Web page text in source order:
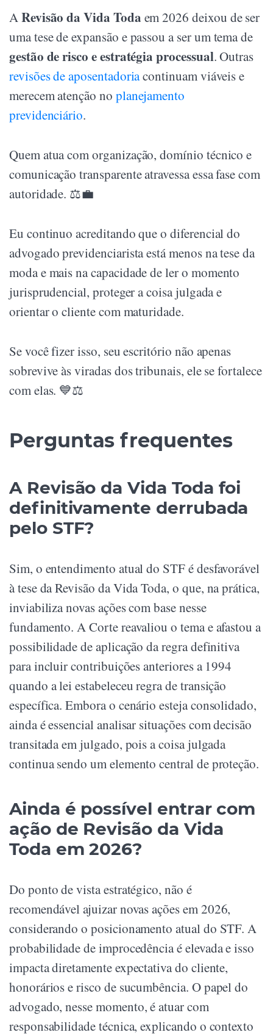
ARevisão da Vida Toda em 2026 deixou de ser
uma tese de expansão e passou a ser um tema de
gestão de risco e estratégia processual. Outras
revisões de aposentadoriacontinuam viáveis e
merecem atenção no planejamento
previdenciário.
Quem atua com organização, domínio técnico e
comunicação transparente atravessa essa fase com
autoridade. ⚖️💼
Eu continuo acreditando que o diferencial do
advogado previdenciarista está menos na tese da
moda e mais na capacidade de ler o momento
jurisprudencial, proteger a coisa julgada e
orientar o cliente com maturidade.
Se você fizer isso, seu escritório não apenas
sobrevive às viradas dos tribunais, ele se fortalece
com elas. 💙⚖️
Perguntas frequentes
A Revisão da Vida Toda foi
definitivamente derrubada
pelo STF?
Sim, o entendimento atual do STF é desfavorável
à tese da Revisão da Vida Toda, o que, na prática,
inviabiliza novas ações com base nesse
fundamento. A Corte reavaliou o tema e afastou a
possibilidade de aplicação da regra definitiva
para incluir contribuições anteriores a 1994
quando a lei estabeleceu regra de transição
específica. Embora o cenário esteja consolidado,
ainda é essencial analisar situações com decisão
transitada em julgado, pois a coisa julgada
continua sendo um elemento central de proteção.
Ainda é possível entrar com
ação de Revisão da Vida
Toda em 2026?
Do ponto de vista estratégico, não é
recomendável ajuizar novas ações em 2026,
considerando o posicionamento atual do STF. A
probabilidade de improcedência é elevada e isso
impacta diretamente expectativa do cliente,
honorários e risco de sucumbência. O papel do
advogado, nesse momento, é atuar com
responsabilidade técnica, explicando o contexto